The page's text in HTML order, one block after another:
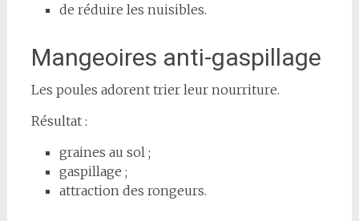
de réduire les nuisibles.
Mangeoires anti-gaspillage
Les poules adorent trier leur nourriture.
Résultat :
graines au sol ;
gaspillage ;
attraction des rongeurs.